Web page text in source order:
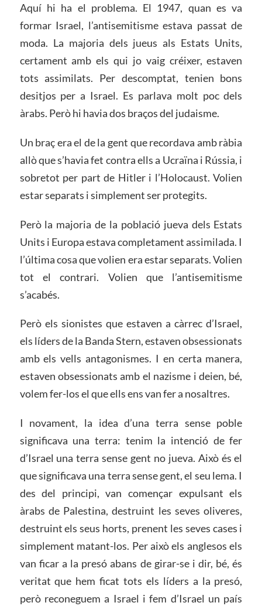
Aquí hi ha el problema. El 1947, quan es va
formar Israel, l’antisemitisme estava passat de
moda. La majoria dels jueus als Estats Units,
certament amb els qui jo vaig créixer, estaven
tots assimilats. Per descomptat, tenien bons
desitjos per a Israel. Es parlava molt poc dels
àrabs. Però hi havia dos braços del judaisme.
Un braç era el de la gent que recordava amb ràbia
allò que s’havia fet contra ells a Ucraïna i Rússia, i
sobretot per part de Hitler i l’Holocaust. Volien
estar separats i simplement ser protegits.
Però la majoria de la població jueva dels Estats
Units i Europa estava completament assimilada. I
l’última cosa que volien era estar separats. Volien
tot el contrari. Volien que l’antisemitisme
s’acabés.
Però els sionistes que estaven a càrrec d’Israel,
els líders de la Banda Stern, estaven obsessionats
amb els vells antagonismes. I en certa manera,
estaven obsessionats amb el nazisme i deien, bé,
volem fer-los el que ells ens van fer a nosaltres.
I novament, la idea d’una terra sense poble
significava una terra: tenim la intenció de fer
d’Israel una terra sense gent no jueva. Això és el
que significava una terra sense gent, el seu lema. I
des del principi, van començar expulsant els
àrabs de Palestina, destruint les seves oliveres,
destruint els seus horts, prenent les seves cases i
simplement matant-los. Per això els anglesos els
van ficar a la presó abans de girar-se i dir, bé, és
veritat que hem ficat tots els líders a la presó,
però reconeguem a Israel i fem d’Israel un país